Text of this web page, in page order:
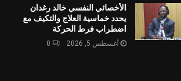
الأخصائي النفسي خالد رغدان
يحدد خماسية العلاج والتكيف مع
اضطراب فرط الحركة
أغسطس 5, 2026 0